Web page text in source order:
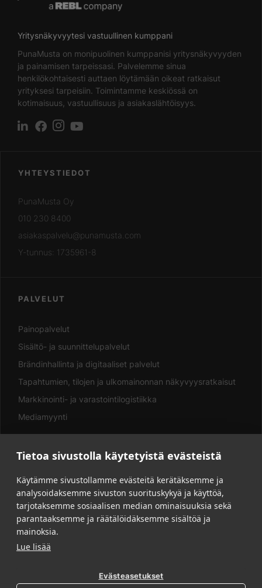
Tietoa sivustolla käytetyistä evästeistä
Käytämme sivustollamme evästeitä kerätäksemme ja
analysoidaksemme sivuston suorituskykyä ja käyttöä,
tarjotaksemme sosiaalisen median ominaisuuksia sekä
parantaaksemme ja räätälöidäksemme sisältöä ja
mainoksia.
Lue lisää
Evästeasetukset
Yritysnäkyvyytesi vastuullinen kumppani
PunaMusta on monipuolinen kumppanisi yritysnäkyvyyden
ja painamisen tarpeissasi. Palvelemme sinua
henkilökohtaisesti auttaen löytämään oikeat ratkaisut
yrityksesi tarpeisiin. Toimintamme keskiössä on
kotimaisuus, vastuullisuus ja asiakaslähtöisyys.
YHTEYSTIEDOT
PunaMusta Oy
010 230 8400
asiakaspalvelu@punamusta.com
Y-tunnus: 1735961-8
PALVELUT
Painopalvelut
Sisältö- ja suunnittelupalvelut
Brändinhallinta ja digitaaliset palvelut
Tapahtumien, tilojen ja ulkomainonnan näkyvyysratkaisut
Markkinointi- ja varastointilogistiikka
Mediamyynti
Asiakkaalle
Vastuullisuus
Yritys
Yhteystiedot
Aineisto-ohjeet